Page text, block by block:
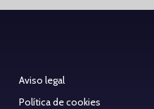
Aviso legal
Política de cookies